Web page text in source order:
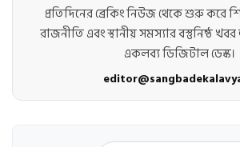
প্রতিদিনের ব্রেকিং নিউজ থেকে শুরু করে
রাজনীতি এবং স্থানীয় সমস্যার বস্তুনিষ্ঠ
একলব্য ডিজিটাল ডেস্ক।